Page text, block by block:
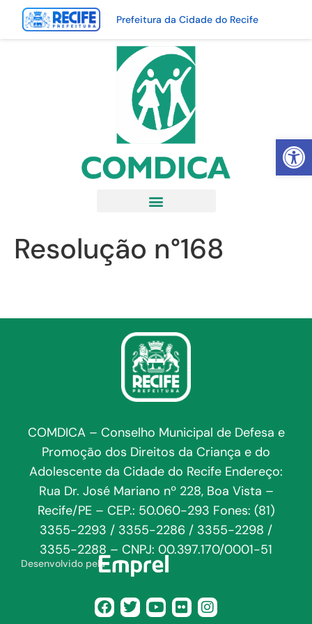
Abrir
Prefeitura da Cidade do Recife
Resolução n°168
COMDICA – Conselho Municipal de Defesa e
Promoção dos Direitos da Criança e do
Adolescente da Cidade do Recife Endereço:
Rua Dr. José Mariano nº 228, Boa Vista –
Recife/PE – CEP.: 50.060-293 Fones: (81)
3355-2293 / 3355-2286 / 3355-2298 /
3355-2288 – CNPJ: 00.397.170/0001-51
Desenvolvido pela